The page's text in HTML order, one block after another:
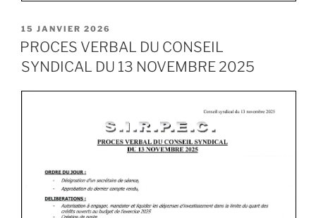
15 JANVIER 2026
PROCES VERBAL DU CONSEIL
SYNDICAL DU 13 NOVEMBRE 2025